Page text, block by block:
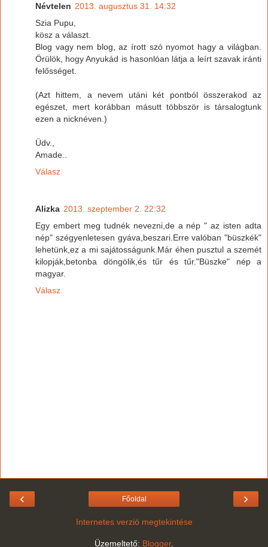
Névtelen 2013. augusztus 31. 14:32
Szia Pupu,
kösz a választ.
Blog vagy nem blog, az írott szó nyomot hagy a világban.
Örülök, hogy Anyukád is hasonlóan látja a leírt szavak iránti
felősséget.
(Azt hittem, a nevem utáni két pontból összerakod az
egészet, mert korábban másutt többször is társalogtunk
ezen a nicknéven.)
Üdv.,
Amade..
Válasz
Alizka 2013. szeptember 2. 22:32
Egy embert meg tudnék nevezni,de a nép " az isten adta
nép" szégyenletesen gyáva,beszari.Erre valóban "büszkék"
lehetünk,ez a mi sajátosságunk.Már éhen pusztul a szemét
kilopják,betonba döngölik,és tűr és tűr."Büszke" nép a
magyar.
Válasz
‹ ›
Főoldal
Internetes verzió megtekintése
Üzemeltető: Blogger.